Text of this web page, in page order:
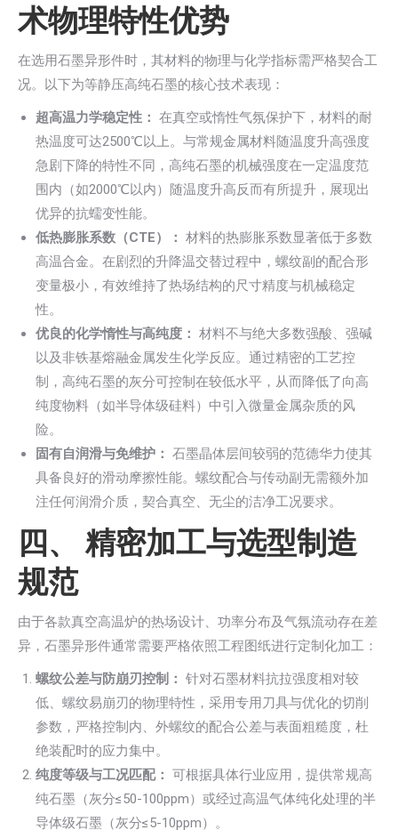
术物理特性优势
在选用石墨异形件时，其材料的物理与化学指标需严格契合工
况。以下为等静压高纯石墨的核心技术表现：
超高温力学稳定性： 在真空或惰性气氛保护下，材料的耐
热温度可达2500℃以上。与常规金属材料随温度升高强度
急剧下降的特性不同，高纯石墨的机械强度在一定温度范
围内（如2000℃以内）随温度升高反而有所提升，展现出
优异的抗蠕变性能。
低热膨胀系数（CTE）： 材料的热膨胀系数显著低于多数
高温合金。在剧烈的升降温交替过程中，螺纹副的配合形
变量极小，有效维持了热场结构的尺寸精度与机械稳定
性。
优良的化学惰性与高纯度： 材料不与绝大多数强酸、强碱
以及非铁基熔融金属发生化学反应。通过精密的工艺控
制，高纯石墨的灰分可控制在较低水平，从而降低了向高
纯度物料（如半导体级硅料）中引入微量金属杂质的风
险。
固有自润滑与免维护： 石墨晶体层间较弱的范德华力使其
具备良好的滑动摩擦性能。螺纹配合与传动副无需额外加
注任何润滑介质，契合真空、无尘的洁净工况要求。
四、 精密加工与选型制造
规范
由于各款真空高温炉的热场设计、功率分布及气氛流动存在差
异，石墨异形件通常需要严格依照工程图纸进行定制化加工：
螺纹公差与防崩刃控制： 针对石墨材料抗拉强度相对较
低、螺纹易崩刃的物理特性，采用专用刀具与优化的切削
参数，严格控制内、外螺纹的配合公差与表面粗糙度，杜
绝装配时的应力集中。
纯度等级与工况匹配： 可根据具体行业应用，提供常规高
纯石墨（灰分≤50-100ppm）或经过高温气体纯化处理的半
导体级石墨（灰分≤5-10ppm）。